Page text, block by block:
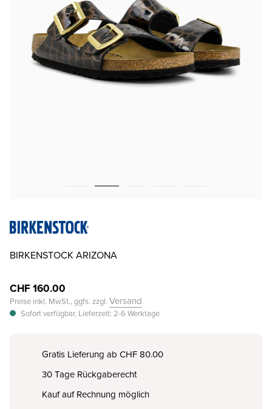
BIRKENSTOCK ARIZONA
CHF 160.00
Preise inkl. MwSt., ggfs. zzgl. Versand
Sofort verfügbar, Lieferzeit: 2-6 Werktage
Gratis Lieferung ab CHF 80.00
30 Tage Rückgaberecht
Kauf auf Rechnung möglich